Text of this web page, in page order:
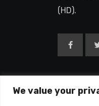
We value your
(HD).